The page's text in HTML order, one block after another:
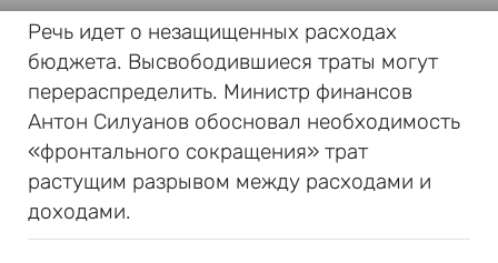
Речь идет о незащищенных расходах
бюджета. Высвободившиеся траты могут
перераспределить. Министр финансов
Антон Силуанов обосновал необходимость
«фронтального сокращения» трат
растущим разрывом между расходами и
доходами.